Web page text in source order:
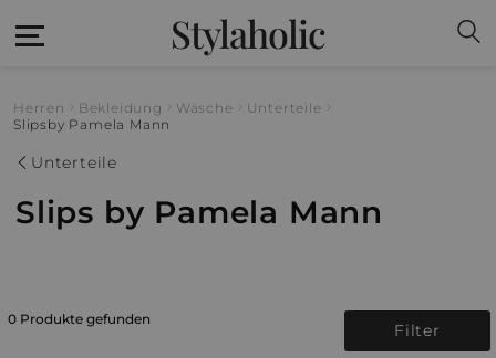
Stylaholic
Herren Bekleidung Wäsche
Unterteile
Slipsby Pamela Mann
Unterteile
Slips by Pamela Mann
0 Produkte gefunden
Filter